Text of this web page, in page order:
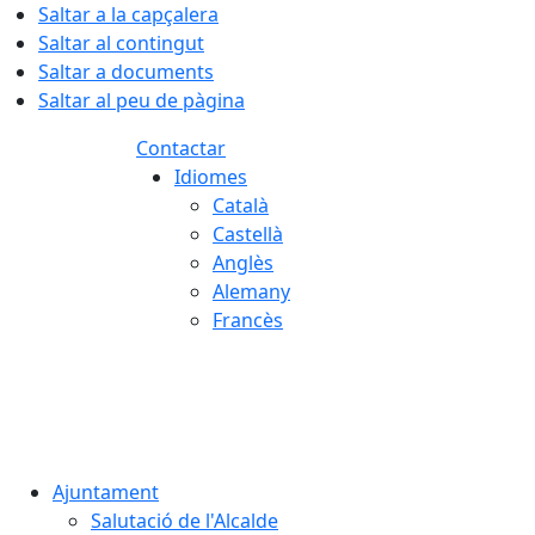
Saltar a la capçalera
Saltar al contingut
Saltar a documents
Saltar al peu de pàgina
Contactar
Idiomes
Català
Castellà
Anglès
Alemany
Francès
Ajuntament
Salutació de l'Alcalde